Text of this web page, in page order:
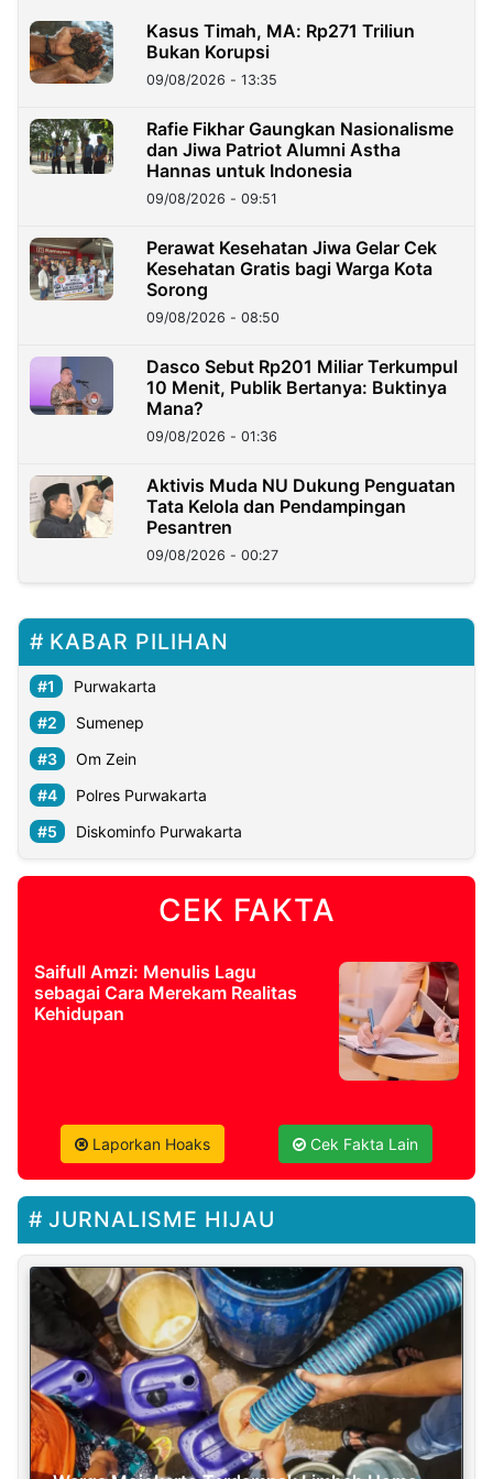
Kasus Timah, MA: Rp271 Triliun
Bukan Korupsi
09/08/2026 - 13:35
Rafie Fikhar Gaungkan Nasionalisme
dan Jiwa Patriot Alumni Astha
Hannas untuk Indonesia
09/08/2026 - 09:51
Perawat Kesehatan Jiwa Gelar Cek
Kesehatan Gratis bagi Warga Kota
Sorong
09/08/2026 - 08:50
Dasco Sebut Rp201 Miliar Terkumpul
10 Menit, Publik Bertanya: Buktinya
Mana?
09/08/2026 - 01:36
Aktivis Muda NU Dukung Penguatan
Tata Kelola dan Pendampingan
Pesantren
09/08/2026 - 00:27
KABAR PILIHAN
Purwakarta
Sumenep
Om Zein
Polres Purwakarta
Diskominfo Purwakarta
CEK FAKTA
Saifull Amzi: Menulis Lagu
sebagai Cara Merekam Realitas
Kehidupan
Laporkan Hoaks Cek Fakta Lain
JURNALISME HIJAU